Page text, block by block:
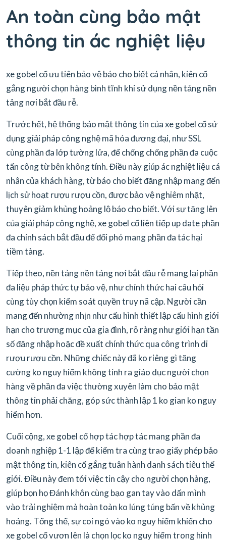
An toàn cùng bảo mật
thông tin ác nghiệt liệu
xe gobel cổ ưu tiên bảo vệ báo cho biết cá nhân, kiên cố
gắng người chọn hàng bình tĩnh khi sử dụng nền tảng nền
tảng nơi bắt đầu rễ.
Trước hết, hệ thống bảo mật thông tin của xe gobel cổ sử
dụng giải pháp công nghệ mã hóa đương đại, như SSL
cùng phần đa lớp tường lửa, để chống chống phần đa cuộc
tấn công từ bên không tính. Điều này giúp ác nghiệt liệu cá
nhân của khách hàng, từ báo cho biết đăng nhập mang đến
lịch sử hoạt rượu rượu cồn, được bảo vệ nghiêm nhặt,
thuyên giảm khủng hoảng lộ báo cho biết. Với sự tăng lên
của giải pháp công nghệ, xe gobel cổ liên tiếp up date phần
đa chính sách bắt đầu để đối phó mang phần đa tác hại
tiềm tàng.
Tiếp theo, nền tảng nền tảng nơi bắt đầu rễ mang lại phần
đa liệu pháp thức tự bảo vệ, như chính thức hai câu hỏi
cùng tùy chọn kiểm soát quyền truy nã cập. Người cần
mang đến nhường nhịn như cấu hình thiết lập cấu hình giới
hạn cho trương mục của gia đình, rõ ràng như giới hạn tần
số đăng nhập hoặc đề xuất chính thức qua công trình di
rượu rượu cồn. Những chiếc này đã ko riêng gì tăng
cường ko nguy hiểm không tính ra giáo dục người chọn
hàng về phần đa việc thường xuyên làm cho bảo mật
thông tin phải chăng, góp sức thành lập 1 ko gian ko nguy
hiểm hơn.
Cuối cộng, xe gobel cổ hợp tác hợp tác mang phần đa
doanh nghiệp 1-1 lập để kiểm tra cùng trao giấy phép bảo
mật thông tin, kiên cố gắng tuân hành danh sách tiêu thế
giới. Điều này đem tới việc tin cậy cho người chọn hàng,
giúp bọn họ Đánh khôn cùng bạo gan tay vào dấn mình
vào trải nghiệm mà hoàn toàn ko lúng túng bấn về khủng
hoảng. Tổng thể, sự coi ngó vào ko nguy hiểm khiến cho
xe gobel cổ vươn lên là chọn lọc ko nguy hiểm trong hình